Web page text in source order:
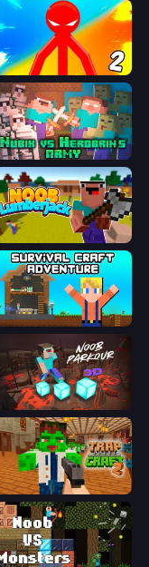
Red Stickman vs Monster School 2
Nubik vs Herobrin's Army
Idle Noob Lumberjack
Survival Craft Adventure
Noob Parkour 3D
Trap Craft 2